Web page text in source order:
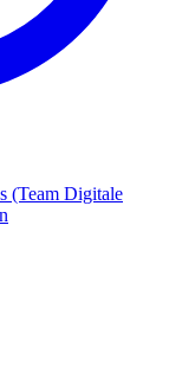
(Team Digitale